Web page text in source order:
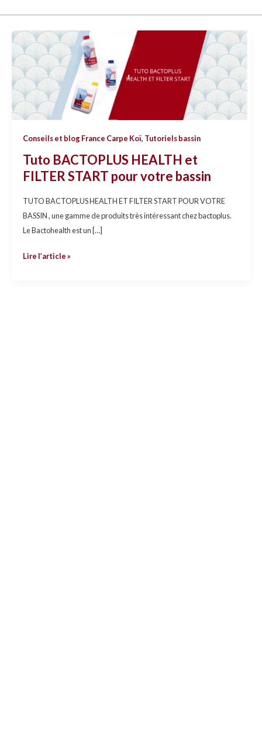
Conseils et blog France Carpe Koï, Tutoriels bassin
Tuto BACTOPLUS HEALTH et
FILTER START pour votre bassin
TUTO BACTOPLUS HEALTH ET FILTER START POUR VOTRE
BASSIN , une gamme de produits très intéressant chez bactoplus.
Le Bactohealth est un […]
Tuto
BACTOPLUS
HEALTH
et
FILTER
START
votre
bassin
Lire l’article »